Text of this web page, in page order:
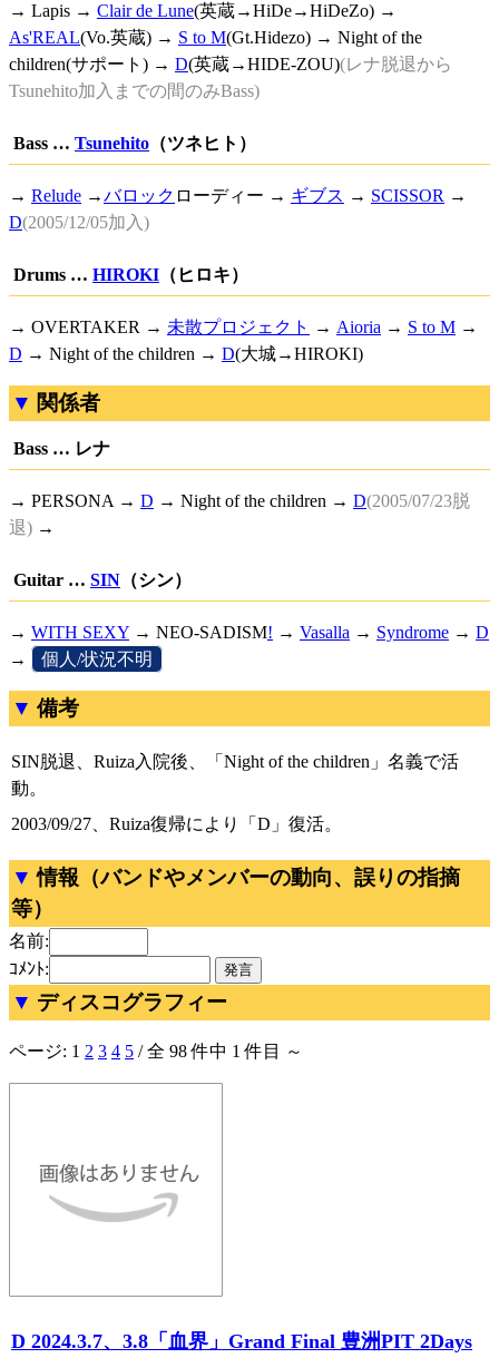
→ Lapis → Clair de Lune(英蔵→HiDe→HiDeZo) →
As'REAL(Vo.英蔵) → S to M(Gt.Hidezo) → Night of the
children(サポート) → D(英蔵→HIDE-ZOU)(レナ脱退から
Tsunehito加入までの間のみBass)
Bass … Tsunehito （ツネヒト）
→ Relude →バロック ローディー → ギブス → SCISSOR →
D(2005/12/05加入)
Drums … HIROKI （ヒロキ）
→ OVERTAKER → 未散プロジェクト → Aioria → S to M →
D → Night of the children → D(大城→HIROKI)
関係者
Bass … レナ
→ PERSONA → D → Night of the children → D(2005/07/23脱
退) →
Guitar … SIN （シン）
→ WITH SEXY → NEO-SADISM! → Vasalla → Syndrome → D
→
個人/状況不明
備考
SIN脱退、Ruiza入院後、「Night of the children」名義で活
動。
2003/09/27、Ruiza復帰により「D」復活。
情報（バンドやメンバーの動向、誤りの指摘
等）
名前:
ｺﾒﾝﾄ:
ディスコグラフィー
ページ: 1 2 3 4 5 / 全 98 件中 1 件目 ～
D 2024.3.7、3.8「血界」Grand Final 豊洲PIT 2Days